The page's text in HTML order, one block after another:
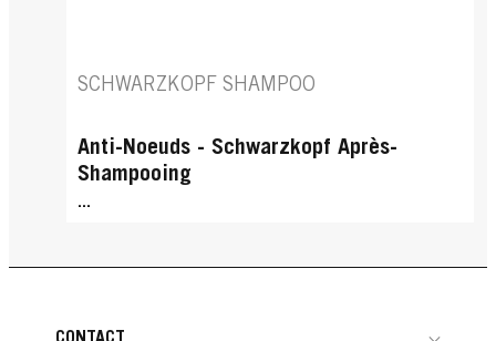
SCHWARZKOPF SHAMPOO
Anti-Noeuds - Schwarzkopf Après-
Shampooing
...